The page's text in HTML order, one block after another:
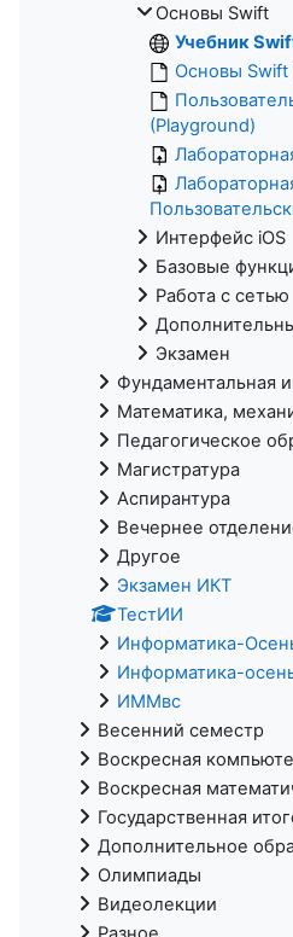
Основы Swift
Учебник
Основы Swift
(Playground)
Интерфейс iOS
Базовые
Работа с сетью
Экзамен
Фундаментальная
Математика,
Педагогическое
Магистратура
Аспирантура
Вечернее
Другое
Экзамен ИКТ
ТестИИ
Информатика-
Информатика-
ИММвс
Весенний семестр
Воскресная
Воскресная
Государственная
Дополнительное
Олимпиады
Видеолекции